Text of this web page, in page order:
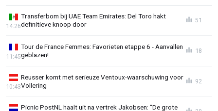
Transferbom bij UAE Team Emirates: Del Toro hakt
definitieve knoop door
14:26
51
Tour de France Femmes: Favorieten etappe 6 - Aanvallen
geblazen!
11:45
18
Reusser komt met serieuze Ventoux-waarschuwing voor
Vollering
10:43
92
Picnic PostNL haalt uit na vertrek Jakobsen: "De grote